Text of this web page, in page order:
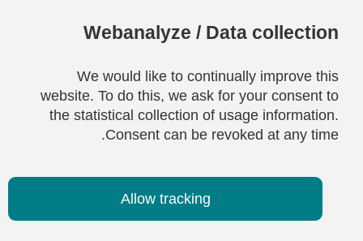
Webanalyze / Data collection
We would like to continually improve this
website. To do this, we ask for your consent to
the statistical collection of usage information.
Consent can be revoked at any time.
Allow tracking